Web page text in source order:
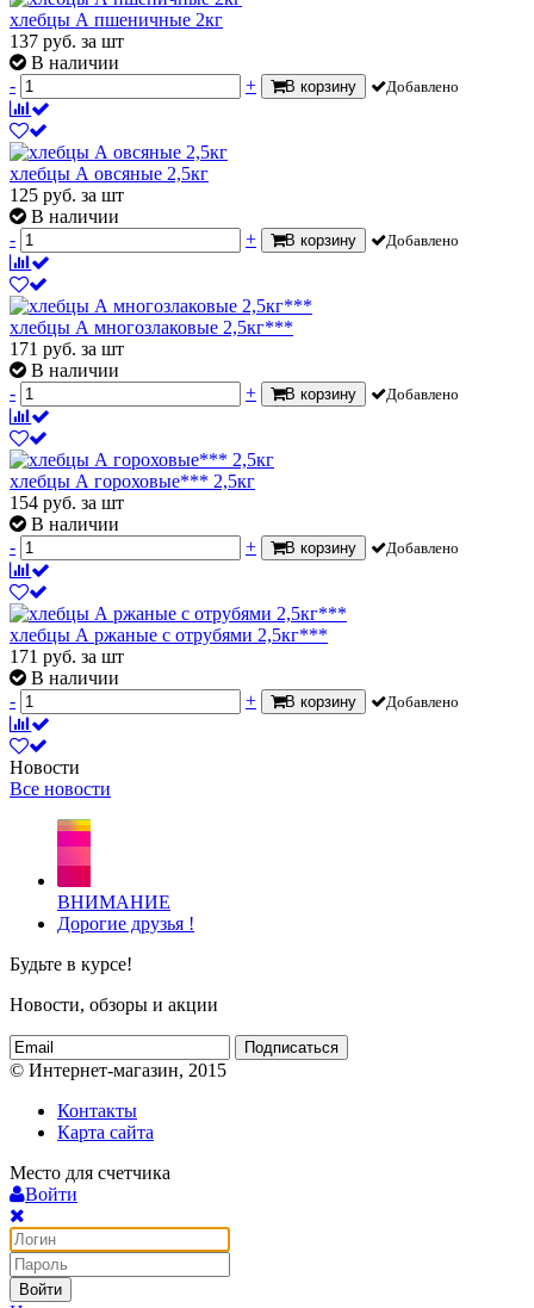
хлебцы А пшеничные 2кг
137 руб. за шт
В наличии
-
+ В корзину Добавлено
хлебцы А овсяные 2,5кг
125 руб. за шт
В наличии
-
+ В корзину Добавлено
хлебцы А многозлаковые 2,5кг***
171 руб. за шт
В наличии
-
+ В корзину Добавлено
хлебцы А гороховые*** 2,5кг
154 руб. за шт
В наличии
-
+ В корзину Добавлено
хлебцы А ржаные с отрубями 2,5кг***
171 руб. за шт
В наличии
-
+ В корзину Добавлено
Новости
Все новости
ВНИМАНИЕ
Дорогие друзья !
Будьте в курсе!
Новости, обзоры и акции
Подписаться
© Интернет-магазин, 2015
Контакты
Карта сайта
Место для счетчика
Войти
Войти